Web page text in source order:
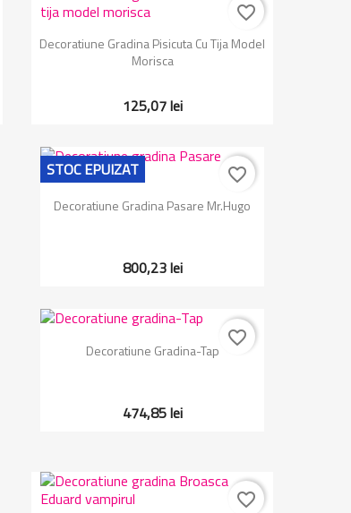
Vizualizare rapida
Decoratiune Gradina Pisicuta Cu Tija Model
Morisca
125,07 lei
favorite_border
Vizualizare rapida
Decoratiune Gradina Pasare Mr.Hugo
800,23 lei
STOC EPUIZAT favorite_border
Vizualizare rapida
Decoratiune Gradina-Tap
474,85 lei
favorite_border
favorite_border